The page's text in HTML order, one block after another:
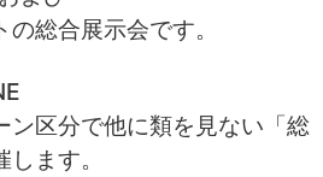
総合展示会です。
ン区分で他に類を見ない「総
ます。